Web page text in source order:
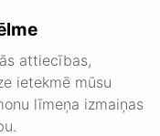
attiecības,
ietekmē mūsu
līmeņa izmaiņas